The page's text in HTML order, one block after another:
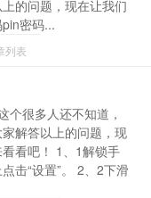
的问题，现在让我们
密码...
列表
个很多人还不知道，
解答以上的问题，现
看吧！ 1、1解锁手
击“设置”。 2、2下滑